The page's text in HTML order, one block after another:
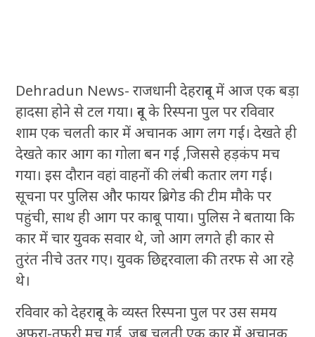
Dehradun News- राजधानी देहरादून में आज एक बड़ा
हादसा होने से टल गया। दून के रिस्पना पुल पर रविवार
शाम एक चलती कार में अचानक आग लग गई। देखते ही
देखते कार आग का गोला बन गई ,जिससे हड़कंप मच
गया। इस दौरान वहां वाहनों की लंबी कतार लग गई।
सूचना पर पुलिस और फायर ब्रिगेड की टीम मौके पर
पहुंची, साथ ही आग पर काबू पाया। पुलिस ने बताया कि
कार में चार युवक सवार थे, जो आग लगते ही कार से
तुरंत नीचे उतर गए। युवक छिद्दरवाला की तरफ से आ रहे
थे।
रविवार को देहरादून के व्यस्त रिस्पना पुल पर उस समय
अफरा-तफरी मच गई, जब चलती एक कार में अचानक